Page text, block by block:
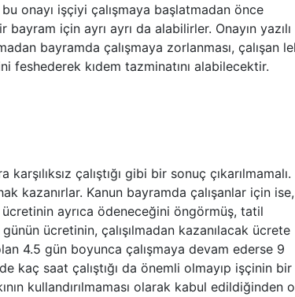
onayı işçiyi çalışmaya başlatmadan önce
için ayrı ayrı da alabilirler. Onayın yazılı
bayramda çalışmaya zorlanması, çalışan
feshederek kıdem tazminatını alabilecektir.
çalıştığı gibi bir sonuç çıkarılmamalı.
kazanırlar. Kanun bayramda çalışanlar için
ayrıca ödeneceğini öngörmüş, tatil
ücretinin, çalışılmadan kazanılacak ücrete
4.5 gün boyunca çalışmaya devam ederse 9
kaç saat çalıştığı da önemli olmayıp işçinin bir
kullandırılmaması olarak kabul edildiğinden o